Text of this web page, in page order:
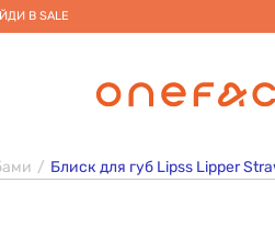
В SALE
Блиск для губ Lipss Lipper